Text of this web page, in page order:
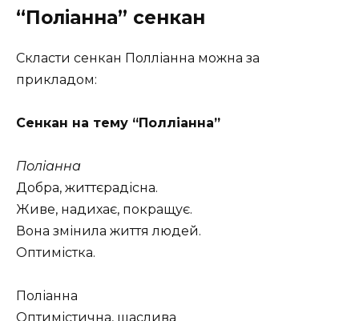
“Поліанна” сенкан
Скласти сенкан Полліанна можна за
прикладом:
Сенкан на тему “Полліанна”
Поліанна
Добра, життєрадісна.
Живе, надихає, покращує.
Вона змінила життя людей.
Оптимістка.
Поліанна
Оптимістична, щаслива